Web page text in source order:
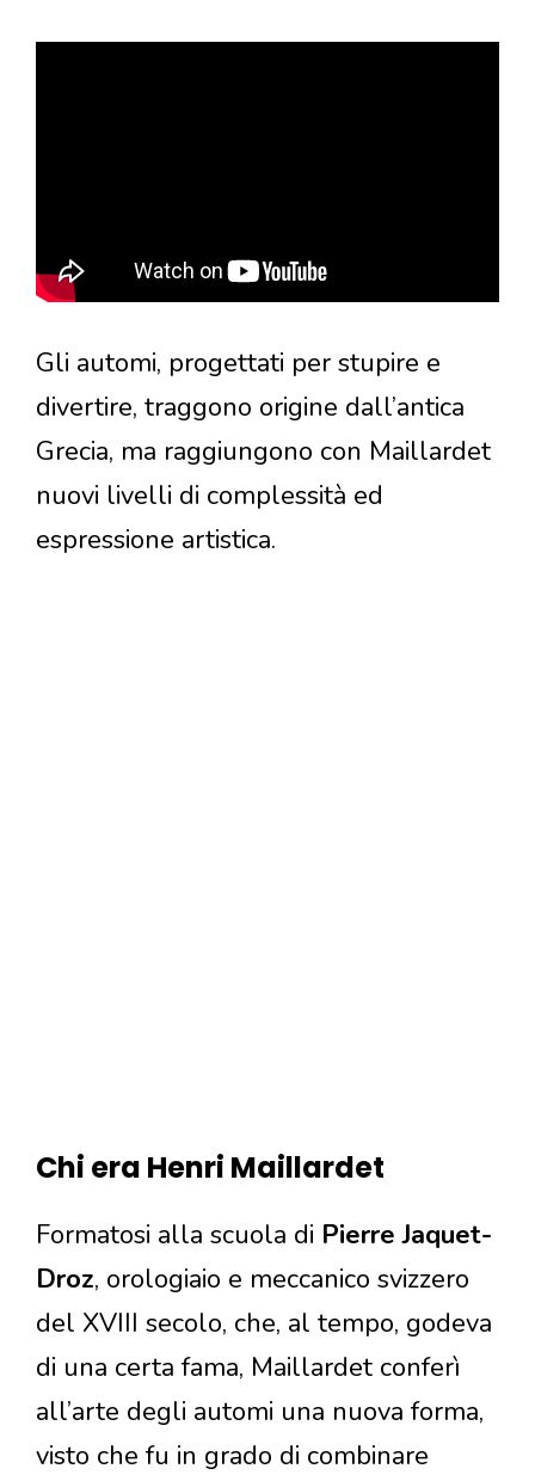
Gli automi, progettati per stupire e
divertire, traggono origine dall’antica
Grecia, ma raggiungono con Maillardet
nuovi livelli di complessità ed
espressione artistica.
Chi era Henri Maillardet
Formatosi alla scuola di Pierre Jaquet-
Droz, orologiaio e meccanico svizzero
del XVIII secolo, che, al tempo, godeva
di una certa fama, Maillardet conferì
all’arte degli automi una nuova forma,
visto che fu in grado di combinare